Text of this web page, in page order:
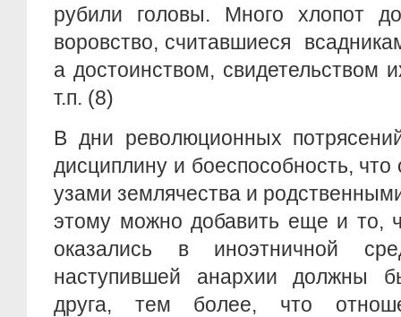
рубили головы. Много хлопот
воровство, считавшиеся
а достоинством, свидетельством
т.п. (8)
В дни революционных
дисциплину и боеспособность,
узами землячества и
этому можно добавить еще и то,
оказались в иноэтничной
наступившей анархии должны
друга, тем более, что